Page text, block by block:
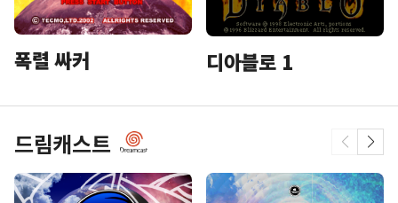
폭렬 싸커 디아블로 1
드림캐스트